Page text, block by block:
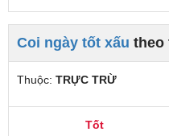
Coi ngày tốt xấu theo
Thuộc: TRỰC TRỪ
Tốt